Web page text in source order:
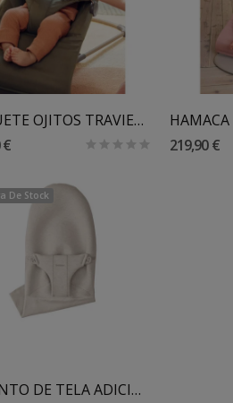
Añadir Al Carrito
JUGUETE OJITOS TRAVIESOS PARA HAMACA BABYBJORN
€
219,90 €
De Stock
ASIENTO DE TELA ADICIONAL PARA HAMACA BABYBJÖRN